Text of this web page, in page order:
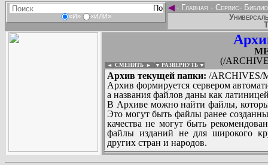
«И» «ИЛИ»
◄- Главная - Сервис-
(/
◄ СМЕНИТЬ ► ▼ РАЗВЕРНУТЬ ▼
Архив текущей папки: /ARCHIVES/
Архив формируется сервером
а названия файлов даны как
В Архиве можно найти файлы,
Это могут быть файлы ранее
качества не могут быть
файлы изданий не для широкого
других стран и народов.